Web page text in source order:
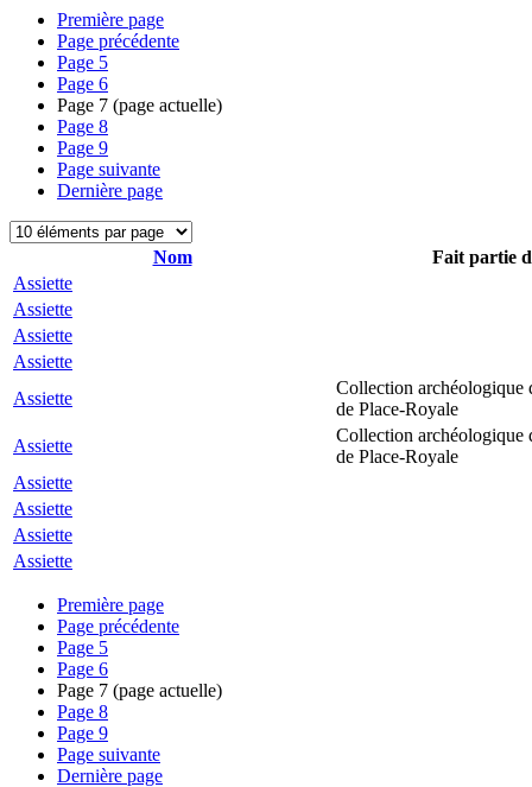
Première page
Page précédente
Page 5
Page 6
Page 7 (page actuelle)
Page 8
Page 9
Page suivante
Dernière page
Nom
Fait partie
Assiette
Assiette
Assiette
Assiette
Assiette
Collection archéologique
de Place-Royale
Assiette
Collection archéologique
de Place-Royale
Assiette
Assiette
Assiette
Assiette
Première page
Page précédente
Page 5
Page 6
Page 7 (page actuelle)
Page 8
Page 9
Page suivante
Dernière page